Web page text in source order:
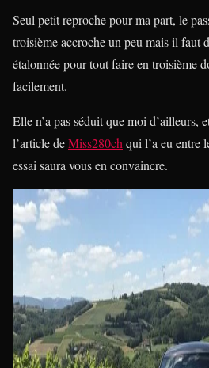
Seul petit reproche pour ma part, le
troisième accroche un peu mais il faut
étalonnée pour tout faire en troisième
facilement.
Elle n’a pas séduit que moi d’ailleurs,
l’article deMiss280ch qui l’a eu entre
essai saura vous en convaincre.